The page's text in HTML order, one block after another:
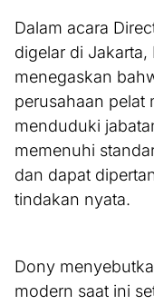
‎Dalam acara
digelar di
menegaskan
perusahaan pelat
menduduki
memenuhi
dan dapat
tindakan nyata.
‎Dony
modern saat ini